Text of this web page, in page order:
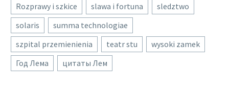
Rozprawy i szkice
slawa i fortuna
sledztwo
solaris
summa technologiae
szpital przemienienia
teatr stu
wysoki zamek
Год Лема
цитаты Лем